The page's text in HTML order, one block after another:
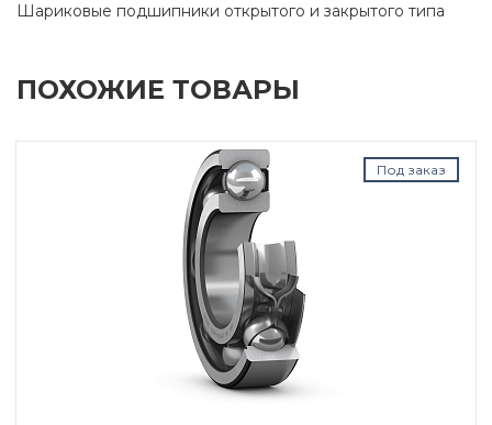
Шариковые подшипники открытого и закрытого типа
ПОХОЖИЕ ТОВАРЫ
Под заказ